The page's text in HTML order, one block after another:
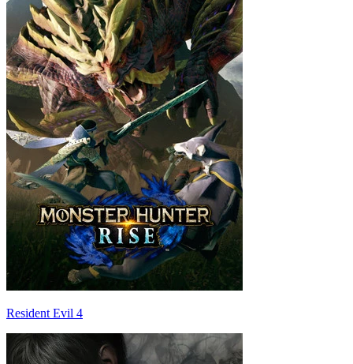
Resident Evil 4